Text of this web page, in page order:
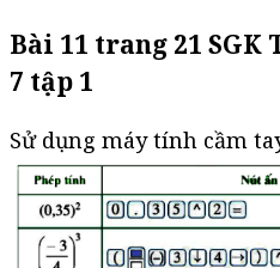
Bài 11 trang 21 SGK
7 tập 1
Sử dụng máy tính cầm